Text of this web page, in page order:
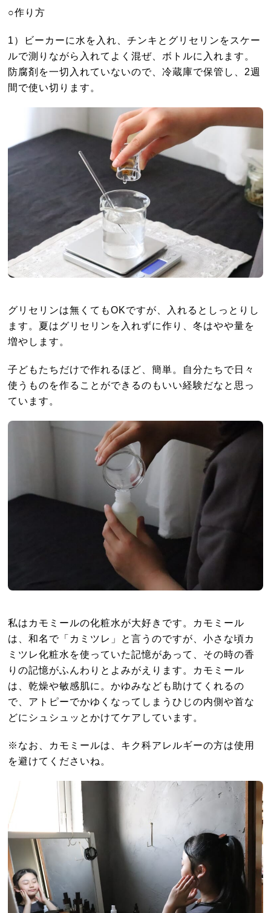
○作り方
1）ビーカーに水を入れ、チンキとグリセリンをスケー
ルで測りながら入れてよく混ぜ、ボトルに入れます。
防腐剤を一切入れていないので、冷蔵庫で保管し、2週
間で使い切ります。
グリセリンは無くてもOKですが、入れるとしっとりし
ます。夏はグリセリンを入れずに作り、冬はやや量を
増やします。
子どもたちだけで作れるほど、簡単。自分たちで日々
使うものを作ることができるのもいい経験だなと思っ
ています。
私はカモミールの化粧水が大好きです。カモミール
は、和名で「カミツレ」と言うのですが、小さな頃カ
ミツレ化粧水を使っていた記憶があって、その時の香
りの記憶がふんわりとよみがえります。カモミール
は、乾燥や敏感肌に。かゆみなども助けてくれるの
で、アトピーでかゆくなってしまうひじの内側や首な
どにシュシュッとかけてケアしています。
※なお、カモミールは、キク科アレルギーの方は使用
を避けてくださいね。